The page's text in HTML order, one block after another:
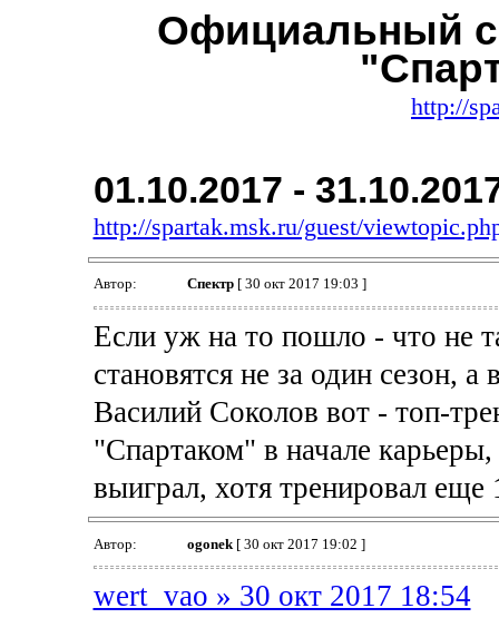
Официальный
http://
01.10.2017 -
http://spartak.msk.ru/guest/
Автор: Спектр[ 30 окт 2017 19:03 ]
Если уж на то пошло - что не
становятся не за один сезон,
Василий Соколов вот - топ-
"Спартаком" в начале
выиграл, хотя тренировал еще
Автор: ogonek[ 30 окт 2017 19:02 ]
wert_vao » 30 окт 2017 18:54